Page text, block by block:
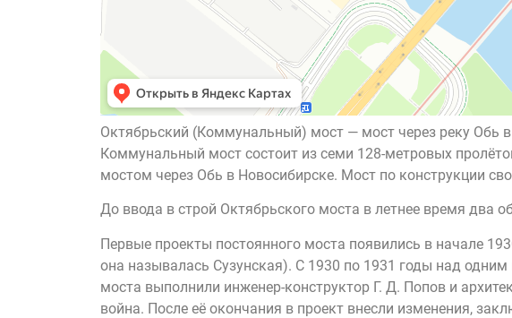
Октябрьский (Коммунальный) мост — мост через реку Обь
Коммунальный мост состоит из семи 128-метровых
мостом через Обь в Новосибирске. Мост по конструкции
До ввода в строй Октябрьского моста в летнее время два
Первые проекты постоянного моста появились в начале
она называлась Сузунская). С 1930 по 1931 годы над
моста выполнили инженер-конструктор Г. Д. Попов и
война. После её окончания в проект внесли изменения,